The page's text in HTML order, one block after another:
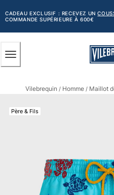
AU
CONTENU
PRINCIPAL
CADEAU EXCLUSIF : RECEVEZ UN
COMMANDE SUPÉRIEURE À 600€
Tous les articles
Maillots de bain
Classique ultra-léger
Brodés Edition
Ceinture plate
Vilebrequin / Homme / Maillot
Père & Fils